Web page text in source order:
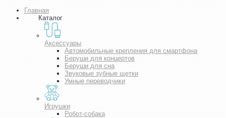
Главная
Каталог
Аксессуары
Автомобильные крепления для смартфона
Беруши для концертов
Беруши для сна
Звуковые зубные щетки
Умные переводчики
Игрушки
Робот-собака